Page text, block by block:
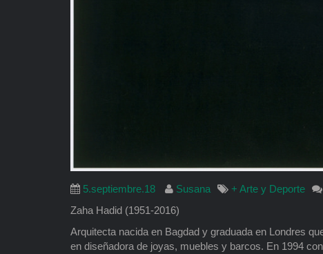
5.septiembre.18 Susana + Arte y Deporte
Zaha Hadid (1951-2016)
Arquitecta nacida en Bagdad y graduada en Londres
en diseñadora de joyas, muebles y barcos. En 1994